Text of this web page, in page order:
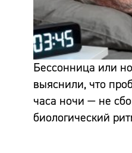
Бессонница или
выяснили, что
часа ночи — не
биологический